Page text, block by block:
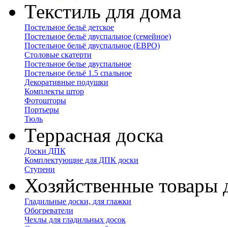
Текстиль для дома
Постельное бельё детское
Постельное бельё двуспальное (семейное)
Постельное бельё двуспальное (ЕВРО)
Столовые скатерти
Постельное белье двуспальное
Постельное бельё 1.5 спальное
Декоративные подушки
Комплекты штор
Фотошторы
Портьеры
Тюль
Террасная доска
Доски ДПК
Комплектующие для ДПК доски
Ступени
Хозяйственные товары
Гладильные доски, для глажки
Обогреватели
Чехлы для гладильных досок